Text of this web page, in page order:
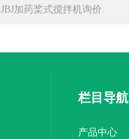
JBJ加药桨式搅拌机询价
栏目导航
产品中心